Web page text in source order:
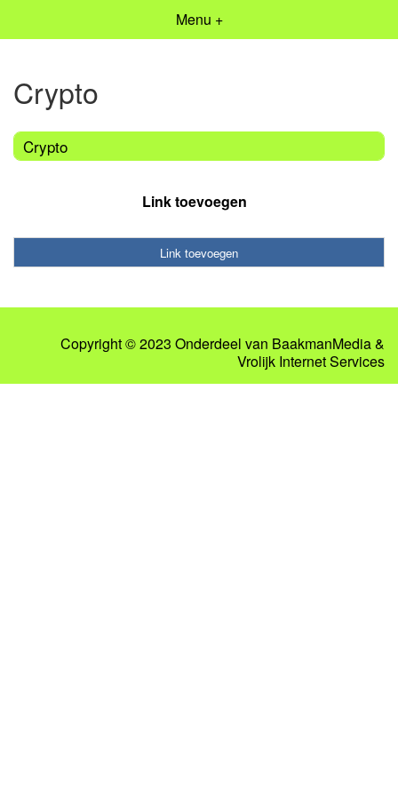
Menu +
Crypto
Crypto
Link toevoegen
Link toevoegen
Copyright © 2023 Onderdeel van BaakmanMedia&
Vrolijk Internet Services